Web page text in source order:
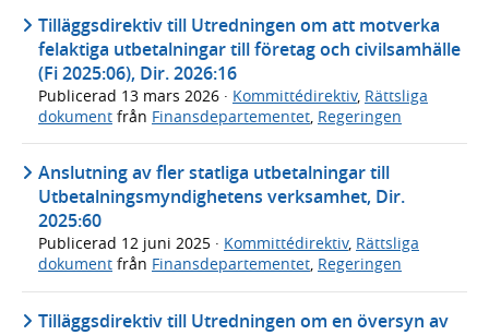
Tilläggsdirektiv till Utredningen om att motverka
felaktiga utbetalningar till företag och civilsamhälle
(Fi 2025:06), Dir. 2026:16
Publicerad 13 mars 2026 · Kommittédirektiv, Rättsliga
dokument från Finansdepartementet Regeringen
Anslutning av fler statliga utbetalningar till
Utbetalningsmyndighetens verksamhet, Dir.
2025:60
Publicerad 12 juni 2025 · Kommittédirektiv, Rättsliga
dokument från Finansdepartementet, Regeringen
Tilläggsdirektiv till Utredningen om en översyn av